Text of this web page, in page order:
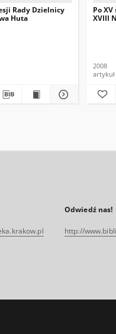
Rady Dzielnicy
Huta
Po
XVIII
2008
artykuł
Odwiedź nas!
http://